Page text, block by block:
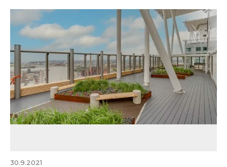
30.9.2021